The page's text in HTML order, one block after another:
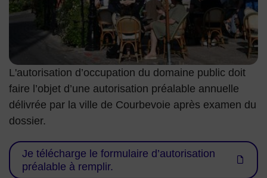
L'autorisation d’occupation du domaine public doit
faire l’objet d’une autorisation préalable annuelle
délivrée par la ville de Courbevoie après examen du
dossier.
Je télécharge le formulaire d’autorisation
préalable à remplir.